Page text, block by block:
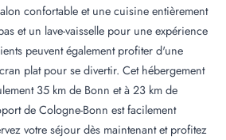
confortable et une cuisine entièrement
et un lave-vaisselle pour une expérience
peuvent également profiter d'une
plat pour se divertir. Cet hébergement
35 km de Bonn et à 23 km de
de Cologne-Bonn est facilement
votre séjour dès maintenant et profitez